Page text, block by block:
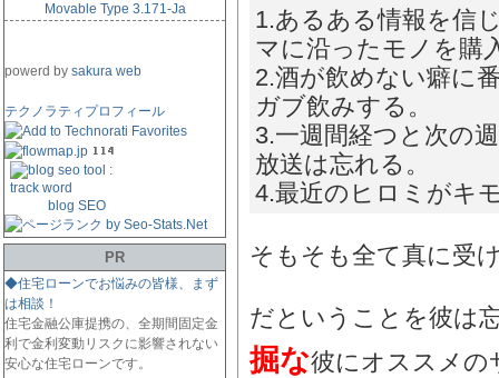
1.あるある情報を信
マに沿ったモノを購
2.酒が飲めない癖に
ガブ飲みする。
3.一週間経つと次の
放送は忘れる。
4.最近のヒロミがキ
そもそも全て真に受
だということを彼は
掘な彼にオススメの
Movable Type 3.171-Ja
powerd by sakura web
テクノラティプロフィール
blog SEO
PR
◆住宅ローンでお悩みの皆様、まず
は相談！
住宅金融公庫提携の、全期間固定金
利で金利変動リスクに影響されない
安心な住宅ローンです。